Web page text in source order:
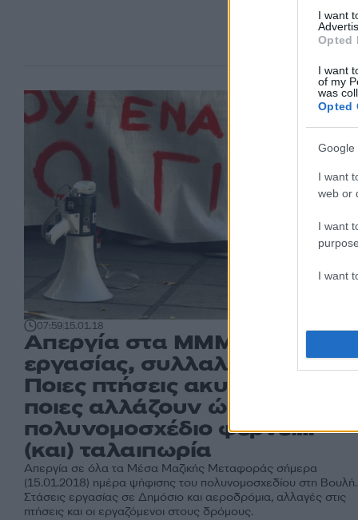
I want
Opted
I want
of my
was
Opted
Google
I want
web or
I want
I want
07:5915.01.18
Απεργία στα ΜΜΜ, στάσεις
εργασίας, συλλαλητήρια –
Ποιες πτήσεις ακυρώνονται,
ποιες αλλάζουν ώρα - Το
πολυνομοσχέδιο φέρνει…
(και) ταλαιπωρία
Απεργία σε όλα τα Μέσα Μαζικής Μεταφοράς σήμερα
(15.01.2018) ημέρα ψήφισης του πολυνομοσχεδίου στη Βουλή.
Στάσεις εργασίας σε Δημόσιο και αεροδρόμια, αλλαγές στις
πτήσεις και οι εργαζόμενοι στους δρόμους.